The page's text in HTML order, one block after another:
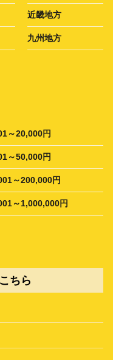
近畿地方
九州地方
～20,000円
～50,000円
～200,000円
～1,000,000円
ちら